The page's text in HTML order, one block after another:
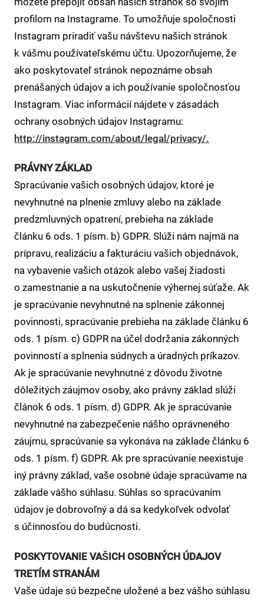
profilom na Instagrame. To umožňuje spoločnosti
Instagram priradiť vašu návštevu našich stránok
k vášmu používateľskému účtu. Upozorňujeme, že
ako poskytovateľ stránok nepoznáme obsah
prenášaných údajov a ich používanie spoločnosťou
Instagram. Viac informácií nájdete v zásadách
ochrany osobných údajov Instagramu:
http://instagram.com/about/legal/privacy/.
PRÁVNY ZÁKLAD
Spracúvanie vašich osobných údajov, ktoré je
nevyhnutné na plnenie zmluvy alebo na základe
predzmluvných opatrení, prebieha na základe
článku 6 ods. 1 písm. b) GDPR. Slúži nám najmä na
prípravu, realizáciu a fakturáciu vašich objednávok,
na vybavenie vašich otázok alebo vašej žiadosti
o zamestnanie a na uskutočnenie výhernej súťaže. Ak
je spracúvanie nevyhnutné na splnenie zákonnej
povinnosti, spracúvanie prebieha na základe článku 6
ods. 1 písm. c) GDPR na účel dodržania zákonných
povinností a splnenia súdnych a úradných príkazov.
Ak je spracúvanie nevyhnutné z dôvodu životne
dôležitých záujmov osoby, ako právny základ slúži
článok 6 ods. 1 písm. d) GDPR. Ak je spracúvanie
nevyhnutné na zabezpečenie nášho oprávneného
záujmu, spracúvanie sa vykonáva na základe článku 6
ods. 1 písm. f) GDPR. Ak pre spracúvanie neexistuje
iný právny základ, vaše osobné údaje spracúvame na
základe vášho súhlasu. Súhlas so spracúvaním
údajov je dobrovoľný a dá sa kedykoľvek odvolať
s účinnosťou do budúcnosti.
POSKYTOVANIE VAŠICH OSOBNÝCH ÚDAJOV
TRETÍM STRANÁM
Vaše údaje sú bezpečne uložené a bez vášho súhlasu